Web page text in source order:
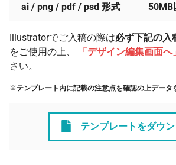
ai / png / pdf / psd 形式 50MB
Illustratorでご入稿の際は必ず下記の入
をご使用の上、
「デザイン編集画面へ」
さい。
※テンプレート内に記載の注意点を確認の上データ
テンプレートをダウ